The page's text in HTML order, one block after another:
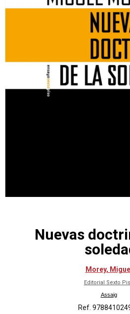
Nuevas
Morey, Miguel
Editorial Sexto
Assaig
Ref.